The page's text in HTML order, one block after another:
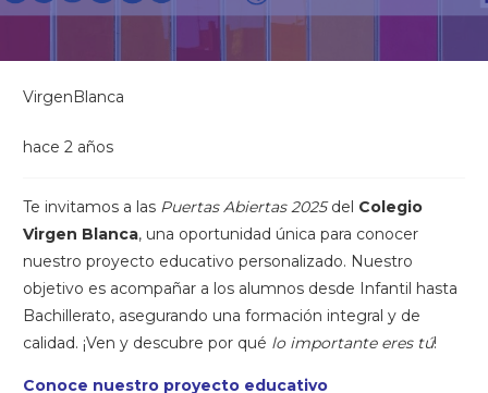
VirgenBlanca
hace 2 años
Te invitamos a las Puertas Abiertas 2025del Colegio
Virgen Blanca, una oportunidad única para conocer
nuestro proyecto educativo personalizado. Nuestro
objetivo es acompañar a los alumnos desde Infantil hasta
Bachillerato, asegurando una formación integral y de
calidad. ¡Ven y descubre por qué lo importante eres tú!
Conoce nuestro proyecto educativo